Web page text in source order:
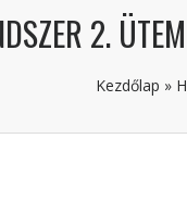
2.
Kezdőlap »